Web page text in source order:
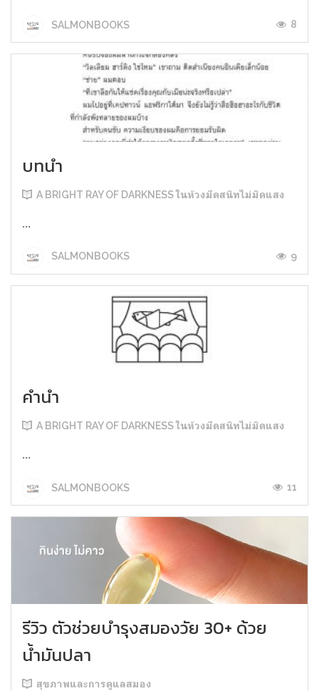
SALMONBOOKS 8
บทนำ
A BRIGHT RAY OF DARKNESS ในห้วงมืดสนิทไม่มิดแสง
...
SALMONBOOKS 9
คำนำ
A BRIGHT RAY OF DARKNESS ในห้วงมืดสนิทไม่มิดแสง
...
SALMONBOOKS 11
รีวิว ตัวช่วยบำรุงสมองวัย 30+ ด้วย
น้ำมันปลา
สุขภาพและการดูแลสมอง